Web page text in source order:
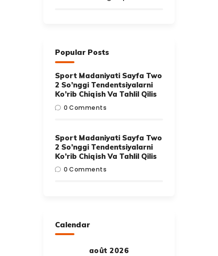
Popular Posts
Sport Madaniyati Sayfa Two
2 So’nggi Tendentsiyalarni
Ko’rib Chiqish Va Tahlil Qilis
0 Comments
Sport Madaniyati Sayfa Two
2 So’nggi Tendentsiyalarni
Ko’rib Chiqish Va Tahlil Qilis
0 Comments
Calendar
août 2026